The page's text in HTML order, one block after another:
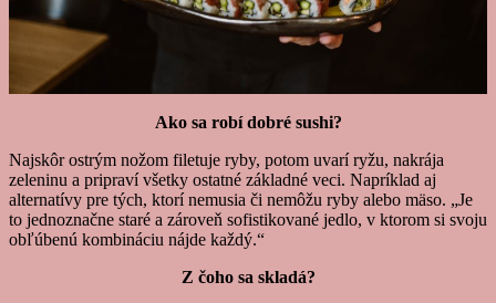
Ako sa robí dobré sushi?
Najskôr ostrým nožom filetuje ryby, potom uvarí ryžu, nakrája
zeleninu a pripraví všetky ostatné základné veci. Napríklad aj
alternatívy pre tých, ktorí nemusia či nemôžu ryby alebo mäso. „Je
to jednoznačne staré a zároveň sofistikované jedlo, v ktorom si svoju
obľúbenú kombináciu nájde každý.“
Z čoho sa skladá?